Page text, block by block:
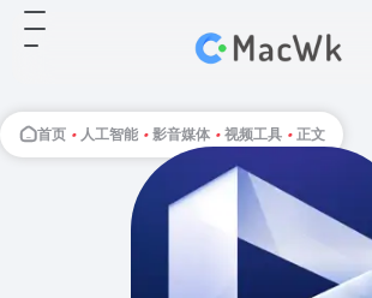
首页 • 人工智能 • 影音媒体 • 视频工具 • 正文